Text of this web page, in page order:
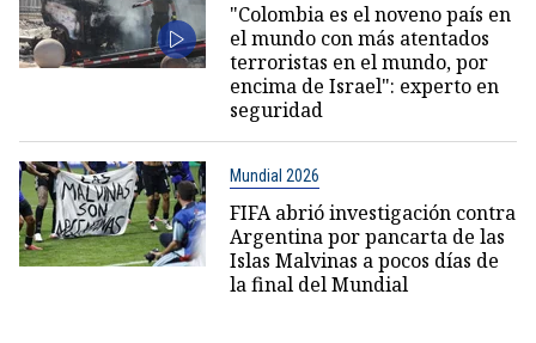
"Colombia es el noveno país en
el mundo con más atentados
terroristas en el mundo, por
encima de Israel": experto en
seguridad
Mundial 2026
FIFA abrió investigación contra
Argentina por pancarta de las
Islas Malvinas a pocos días de
la final del Mundial